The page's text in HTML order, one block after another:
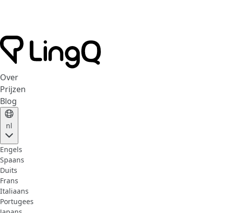
Over
Prijzen
Blog
nl
Engels
Spaans
Duits
Frans
Italiaans
Portugees